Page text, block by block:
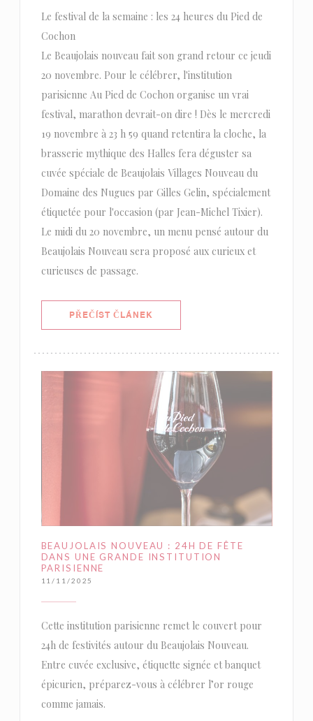
Le festival de la semaine : les 24 heures du Pied de
Cochon
Le Beaujolais nouveau fait son grand retour ce jeudi
20 novembre. Pour le célébrer, l'institution
parisienne Au Pied de Cochon organise un vrai
festival, marathon devrait-on dire ! Dès le mercredi
19 novembre à 23 h 59 quand retentira la cloche, la
brasserie mythique des Halles fera déguster sa
cuvée spéciale de Beaujolais Villages Nouveau du
Domaine des Nugues par Gilles Gelin, spécialement
étiquetée pour l'occasion (par Jean-Michel Tixier).
Le midi du 20 novembre, un menu pensé autour du
Beaujolais Nouveau sera proposé aux curieux et
curieuses de passage.
PŘEČÍST ČLÁNEK
BEAUJOLAIS NOUVEAU : 24H DE FÊTE
DANS UNE GRANDE INSTITUTION
PARISIENNE
11/11/2025
Cette institution parisienne remet le couvert pour
24h de festivités autour du Beaujolais Nouveau.
Entre cuvée exclusive, étiquette signée et banquet
épicurien, préparez-vous à célébrer l’or rouge
comme jamais.